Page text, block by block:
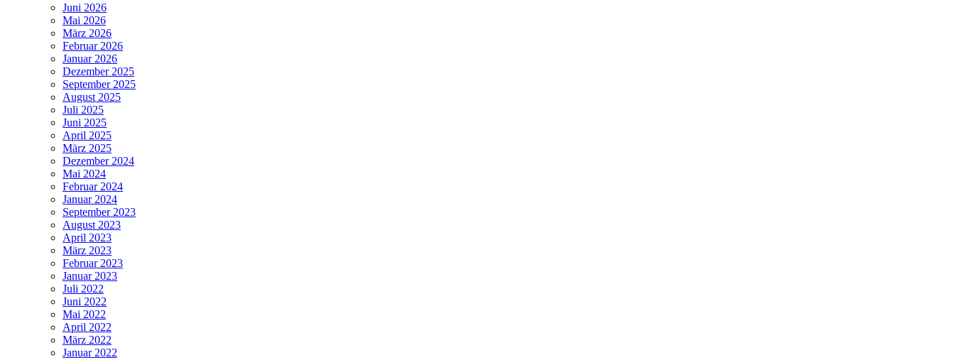
Juni 2026
Mai 2026
März 2026
Februar 2026
Januar 2026
Dezember 2025
September 2025
August 2025
Juli 2025
Juni 2025
April 2025
März 2025
Dezember 2024
Mai 2024
Februar 2024
Januar 2024
September 2023
August 2023
April 2023
März 2023
Februar 2023
Januar 2023
Juli 2022
Juni 2022
Mai 2022
April 2022
März 2022
Januar 2022